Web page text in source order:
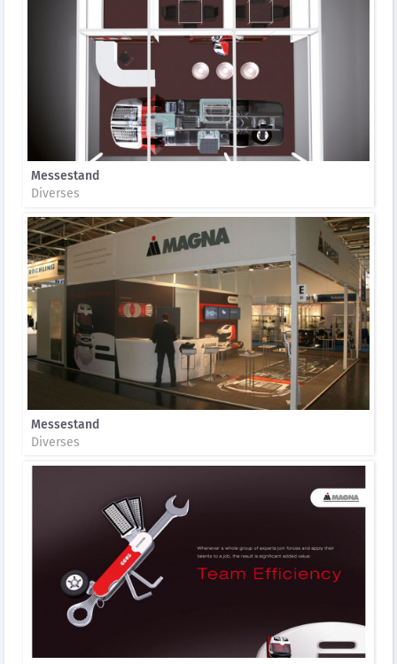
Messestand
Diverses
Messestand
Diverses